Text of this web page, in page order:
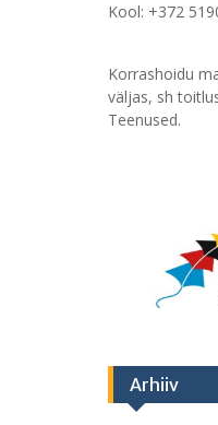
Kool: +372
Korrashoidu
väljas, sh
Teenused.
Arhiiv